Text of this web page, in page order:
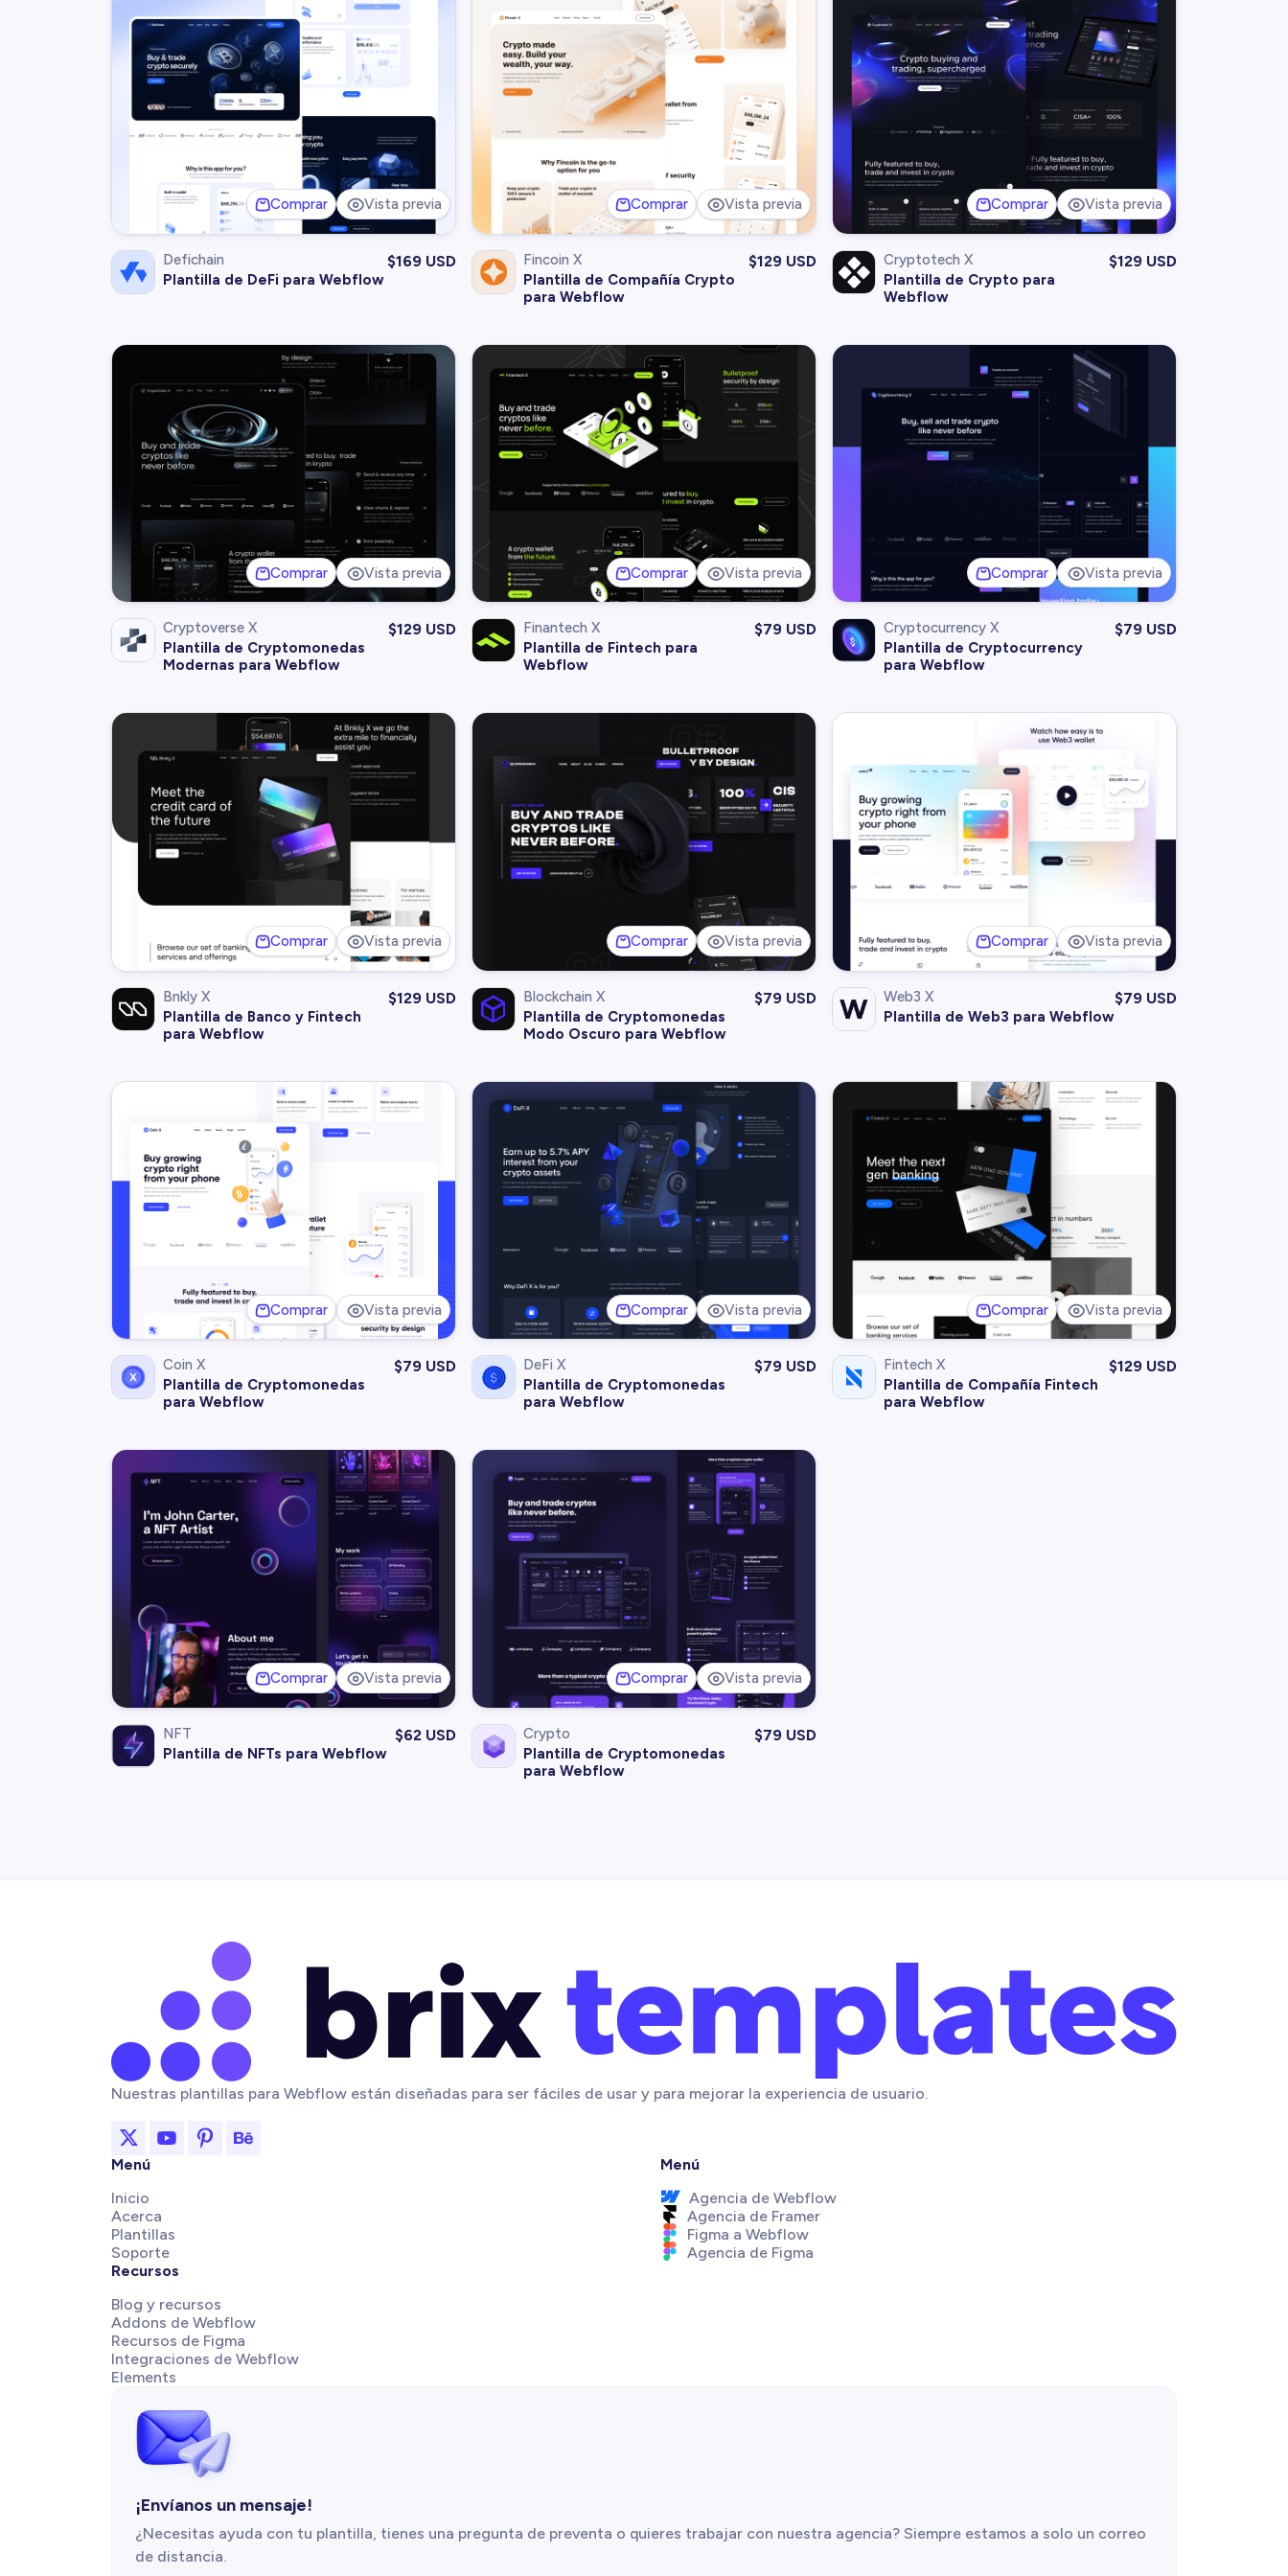
Comprar Vista previa
Defichain
Plantilla de DeFi para Webflow
$169 USD
Comprar Vista previa
Fincoin X
Plantilla de Compañía Crypto
para Webflow
$129 USD
Comprar Vista previa
Cryptotech X
Plantilla de Crypto para
Webflow
$129 USD
Comprar Vista previa
Cryptoverse X
Plantilla de Cryptomonedas
Modernas para Webflow
$129 USD
Comprar Vista previa
Finantech X
Plantilla de Fintech para
Webflow
$79 USD
Comprar Vista previa
Cryptocurrency X
Plantilla de Cryptocurrency
para Webflow
$79 USD
Comprar Vista previa
Bnkly X
Plantilla de Banco y Fintech
para Webflow
$129 USD
Comprar Vista previa
Blockchain X
Plantilla de Cryptomonedas
Modo Oscuro para Webflow
$79 USD
Comprar Vista previa
Web3 X
Plantilla de Web3 para Webflow
$79 USD
Comprar Vista previa
Coin X
Plantilla de Cryptomonedas
para Webflow
$79 USD
Comprar Vista previa
DeFi X
Plantilla de Cryptomonedas
para Webflow
$79 USD
Comprar Vista previa
Fintech X
Plantilla de Compañía Fintech
para Webflow
$129 USD
Comprar Vista previa
NFT
Plantilla de NFTs para Webflow
$62 USD
Comprar Vista previa
Crypto
Plantilla de Cryptomonedas
para Webflow
$79 USD
Nuestras plantillas para Webflow están diseñadas para ser fáciles de usar y para mejorar la experiencia de usuario.
Menú
Inicio
Acerca
Plantillas
Soporte
Recursos
Blog y recursos
Addons de Webflow
Recursos de Figma
Integraciones de Webflow
Elements
Menú
Agencia de Webflow
Agencia de Framer
Figma a Webflow
Agencia de Figma
¡Envíanos un mensaje!
¿Necesitas ayuda con tu plantilla, tienes una pregunta de preventa o quieres trabajar con nuestra agencia? Siempre estamos a solo un correo
de distancia.